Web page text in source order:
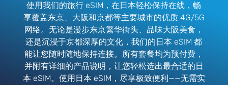
使用我们的旅行 eSIM，在日本轻松保持在线，畅
享覆盖东京、大阪和京都等主要城市的优质 4G/5G
网络。无论是漫步东京繁华街头、品味大阪美食，
还是沉浸于京都深厚的文化，我们的日本 eSIM 都
能让您随时随地保持连接。所有套餐均为预付费，
并附有详细的产品说明，让您轻松选出最合适的日
本 eSIM。使用日本 eSIM，尽享极致便利——无需实